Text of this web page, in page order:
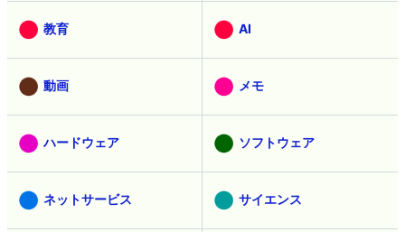
教育 AI
動画 メモ
ハードウェア ソフトウェア
ネットサービス サイエンス